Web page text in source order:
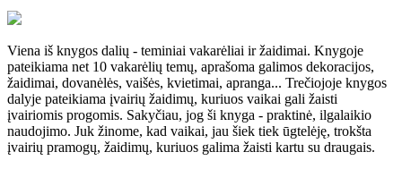
Viena iš knygos dalių - teminiai vakarėliai ir žaidimai. Knygoje
pateikiama net 10 vakarėlių temų, aprašoma galimos dekoracijos,
žaidimai, dovanėlės, vaišės, kvietimai, apranga... Trečiojoje knygos
dalyje pateikiama įvairių žaidimų, kuriuos vaikai gali žaisti
įvairiomis progomis. Sakyčiau, jog ši knyga - praktinė, ilgalaikio
naudojimo. Juk žinome, kad vaikai, jau šiek tiek ūgtelėję, trokšta
įvairių pramogų, žaidimų, kuriuos galima žaisti kartu su draugais.